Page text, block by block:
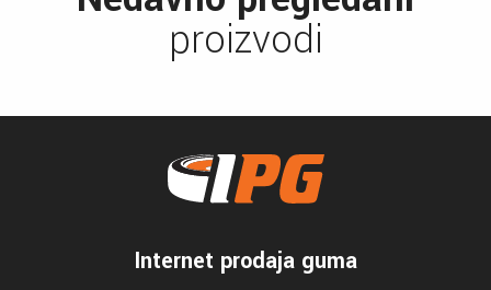
proizvodi
Internet prodaja guma